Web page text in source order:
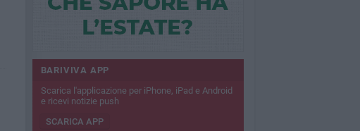
BARIVIVA APP
Scarica l'applicazione per iPhone, iPad e Android
e ricevi notizie push
SCARICA APP